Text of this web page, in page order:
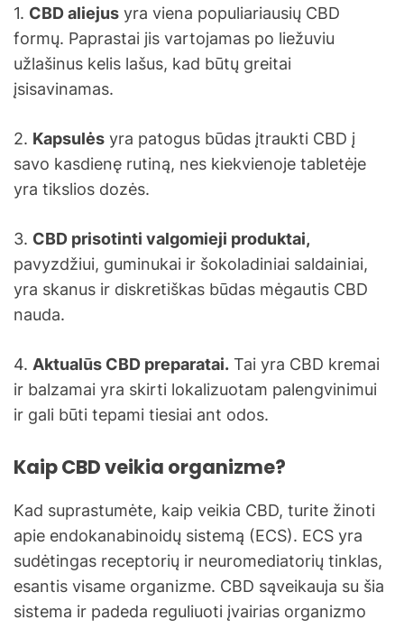
1. CBD aliejus yra viena populiariausių CBD
formų. Paprastai jis vartojamas po liežuviu
užlašinus kelis lašus, kad būtų greitai
įsisavinamas.
2. Kapsulės yra patogus būdas įtraukti CBD į
savo kasdienę rutiną, nes kiekvienoje tabletėje
yra tikslios dozės.
3. CBD prisotinti valgomieji produktai,
pavyzdžiui, guminukai ir šokoladiniai saldainiai,
yra skanus ir diskretiškas būdas mėgautis CBD
nauda.
4. Aktualūs CBD preparatai. Tai yra CBD kremai
ir balzamai yra skirti lokalizuotam palengvinimui
ir gali būti tepami tiesiai ant odos.
Kaip CBD veikia organizme?
Kad suprastumėte, kaip veikia CBD, turite žinoti
apie endokanabinoidų sistemą (ECS). ECS yra
sudėtingas receptorių ir neuromediatorių tinklas,
esantis visame organizme. CBD sąveikauja su šia
sistema ir padeda reguliuoti įvairias organizmo